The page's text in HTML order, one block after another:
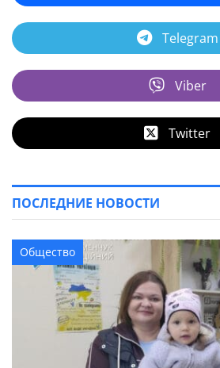
Telegram
Viber
Twitter
ПОСЛЕДНИЕ НОВОСТИ
Общество